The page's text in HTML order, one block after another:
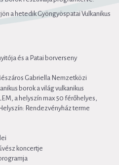
a hetedik Gyöngyöspatai Vulkanikus
és a Patai borverseny
Gabriella Nemzetközi
borok a világ vulkanikus
a helyszín max 50 férőhelyes,
Rendezvényház terme
koncertje